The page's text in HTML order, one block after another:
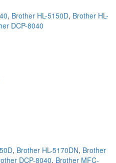
, Brother HL-5150D, Brother HL-
DCP-8040
, Brother HL-5170DN, Brother
DCP-8040, Brother MFC-